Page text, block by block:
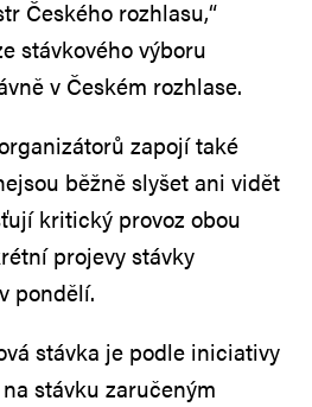
Českého rozhlasu,“
stávkového výboru
v Českém rozhlase.
zapojí také
běžně slyšet ani vidět
kritický provoz obou
projevy stávky
pondělí.
stávka je podle iniciativy
stávku zaručeným